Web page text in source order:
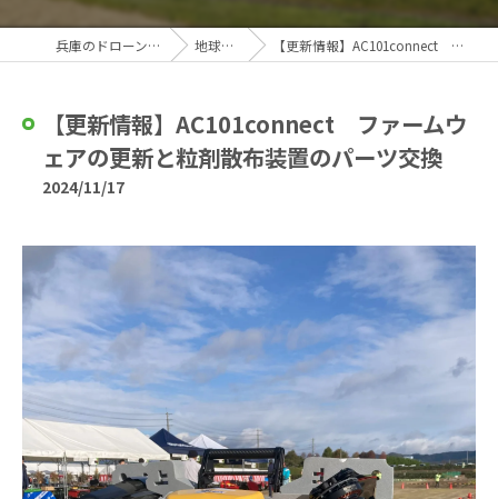
兵庫のドローンなら株式会社ちきゅうきぼ 地球規模なブログ 【更新情報】AC101connect ファームウェアの更新と粒剤散布装置のパーツ交換
【更新情報】AC101connect ファームウ
ェアの更新と粒剤散布装置のパーツ交換
2024/11/17